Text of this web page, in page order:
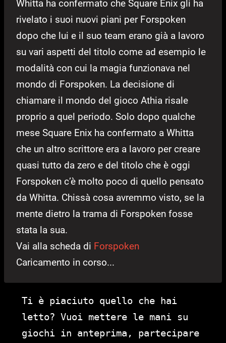
Whitta ha confermato che Square Enix gli ha
rivelato i suoi nuovi piani per Forspoken
dopo che lui e il suo team erano già a lavoro
su vari aspetti del titolo come ad esempio le
modalità con cui la magia funzionava nel
mondo di Forspoken. La decisione di
chiamare il mondo del gioco Athia risale
proprio a quel periodo. Solo dopo qualche
mese Square Enix ha confermato a Whitta
che un altro scrittore era a lavoro per creare
quasi tutto da zero e del titolo che è oggi
Forspoken c’è molto poco di quello pensato
da Whitta. Chissà cosa avremmo visto, se la
mente dietro la trama di Forspoken fosse
stata la sua.
Vai alla scheda di Forspoken
Caricamento in corso...
Ti è piaciuto quello che hai
letto? Vuoi mettere le mani su
giochi in anteprima, partecipare